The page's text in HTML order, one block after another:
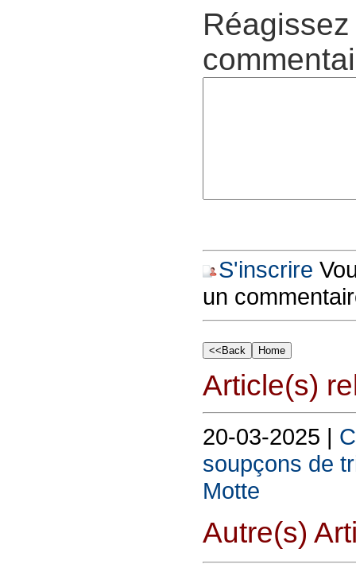
S'inscrire
un
Article(s)
20-03-2025 |
soupçons de
Motte
Autre(s)